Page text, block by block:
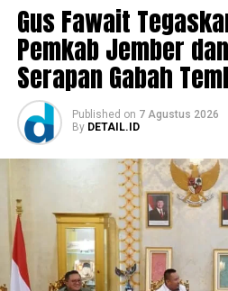
Gus Fawait
Pemkab Jember
Serapan Gabah
Published on 7 Agustus 2026
By DETAIL.ID